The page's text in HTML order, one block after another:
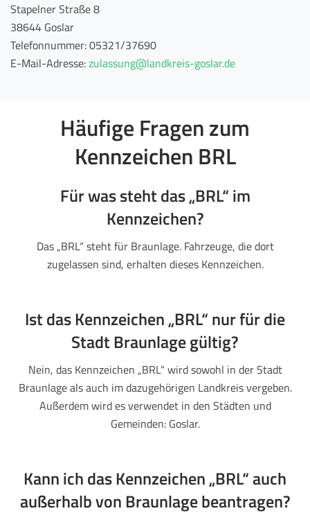
Stapelner Straße 8
38644 Goslar
Telefonnummer: 05321/37690
E-Mail-Adresse:zulassung@landkreis-goslar.de
Häufige Fragen zum
Kennzeichen BRL
Für was steht das „BRL“ im
Kennzeichen?
Das „BRL“ steht für Braunlage. Fahrzeuge, die dort
zugelassen sind, erhalten dieses Kennzeichen.
Ist das Kennzeichen „BRL“ nur für die
Stadt Braunlage gültig?
Nein, das Kennzeichen „BRL“ wird sowohl in der Stadt
Braunlage als auch im dazugehörigen Landkreis vergeben.
Außerdem wird es verwendet in den Städten und
Gemeinden: Goslar.
Kann ich das Kennzeichen „BRL“ auch
außerhalb von Braunlage beantragen?